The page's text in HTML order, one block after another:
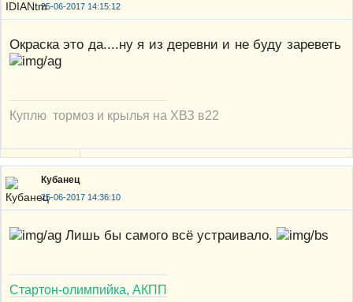
25-06-2017 14:15:12
Окраска это да....ну я из деревни и не буду зареветь
Куплю тормоз и крылья на ХВЗ в22
Кубанец
25-06-2017 14:36:10
Лишь бы самого всё устраивало.
Стартон-олимпийка, АКПП